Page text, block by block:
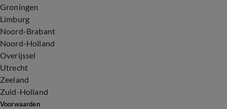
Groningen
Limburg
Noord-Brabant
Noord-Holland
Overijssel
Utrecht
Zeeland
Zuid-Holland
Voorwaarden